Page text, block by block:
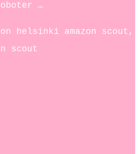
…
helsinki amazon scout,
scout